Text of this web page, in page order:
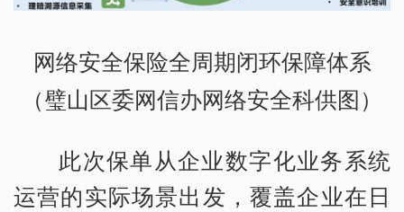
网络安全保险全周期闭环保障体系
（璧山区委网信办网络安全科供图）
此次保单从企业数字化业务系统
运营的实际场景出发，覆盖企业在日